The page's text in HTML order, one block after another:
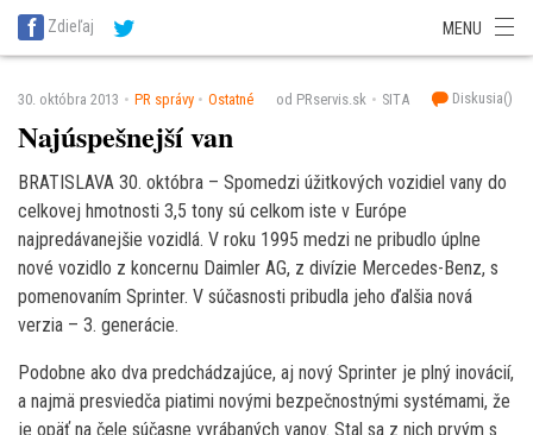
SITA Energetika
SITA Potravinárstvo
Zdieľaj MENU
30. októbra 2013 PR správy Ostatné od PRservis.sk SITA Diskusia()
Najúspešnejší van
BRATISLAVA 30. októbra – Spomedzi úžitkových vozidiel vany do
celkovej hmotnosti 3,5 tony sú celkom iste v Európe
najpredávanejšie vozidlá. V roku 1995 medzi ne pribudlo úplne
nové vozidlo z koncernu Daimler AG, z divízie Mercedes-Benz, s
pomenovaním Sprinter. V súčasnosti pribudla jeho ďalšia nová
verzia – 3. generácie.
Podobne ako dva predchádzajúce, aj nový Sprinter je plný inovácií,
a najmä presviedča piatimi novými bezpečnostnými systémami, že
je opäť na čele súčasne vyrábaných vanov. Stal sa z nich prvým s